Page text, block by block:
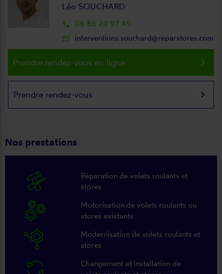
Léo SOUCHARD
local_phone 06 86 20 97 49
mail_outline interventions.souchard@reparstores.com
Prendre rendez-vous en ligne keyboard_arrow_right
Prendre rendez-vous keyboard_arrow_right
Nos prestations
Réparation de volets roulants et
stores
Motorisation de volets roulants ou
stores existants
Modernisation de volets roulants et
stores
Changement et installation de